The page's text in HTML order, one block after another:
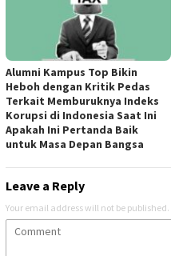
Alumni Kampus Top Bikin
Heboh dengan Kritik Pedas
Terkait Memburuknya Indeks
Korupsi di Indonesia Saat Ini
Apakah Ini Pertanda Baik
untuk Masa Depan Bangsa
Leave a Reply
Your email address will not be published.